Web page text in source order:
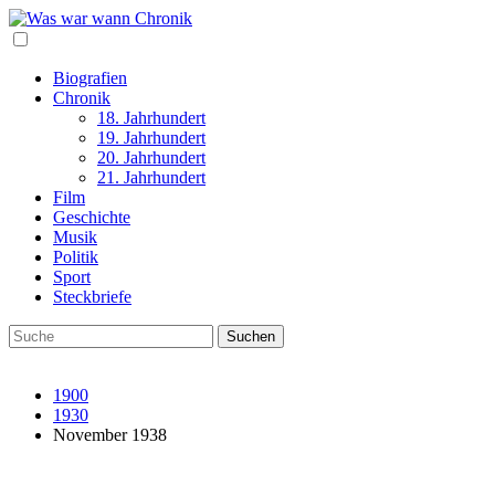
Biografien
Chronik
18. Jahrhundert
19. Jahrhundert
20. Jahrhundert
21. Jahrhundert
Film
Geschichte
Musik
Politik
Sport
Steckbriefe
1900
1930
November 1938